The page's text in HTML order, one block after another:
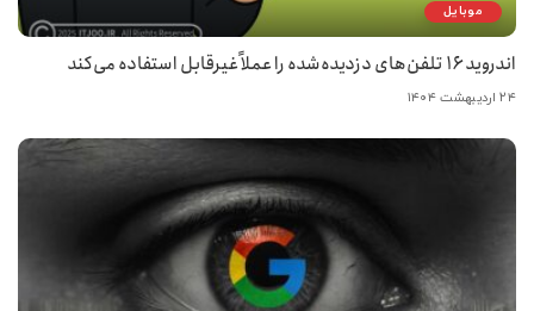
موبایل
اندروید ۱۶ تلفن‌های دزدیده‌شده را عملاً غیرقابل استفاده می‌کند
۲۴ اردیبهشت ۱۴۰۴